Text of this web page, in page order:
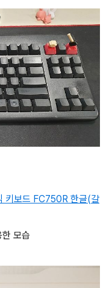
키보드 FC750R 한글(갈
모습